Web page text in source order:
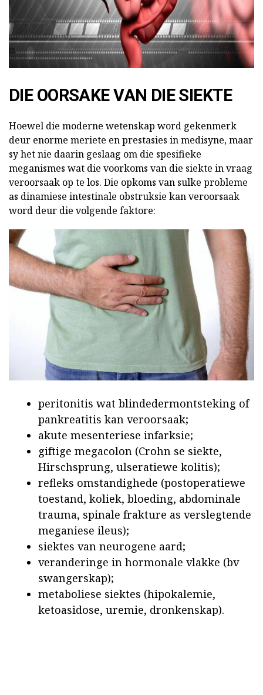
DIE OORSAKE VAN DIE SIEKTE
Hoewel die moderne wetenskap word gekenmerk
deur enorme meriete en prestasies in medisyne, maar
sy het nie daarin geslaag om die spesifieke
meganismes wat die voorkoms van die siekte in vraag
veroorsaak op te los. Die opkoms van sulke probleme
as dinamiese intestinale obstruksie kan veroorsaak
word deur die volgende faktore:
peritonitis wat blindedermontsteking of
pankreatitis kan veroorsaak;
akute mesenteriese infarksie;
giftige megacolon (Crohn se siekte,
Hirschsprung, ulseratiewe kolitis);
refleks omstandighede (postoperatiewe
toestand, koliek, bloeding, abdominale
trauma, spinale frakture as verslegtende
meganiese ileus);
siektes van neurogene aard;
veranderinge in hormonale vlakke (bv
swangerskap);
metaboliese siektes (hipokalemie,
ketoasidose, uremie, dronkenskap).